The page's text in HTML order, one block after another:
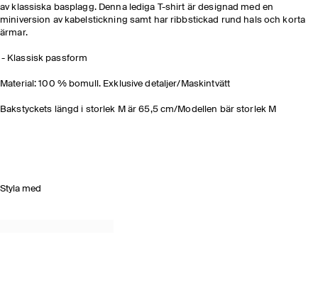
av klassiska basplagg. Denna lediga T-shirt är designad med en
miniversion av kabelstickning samt har ribbstickad rund hals och korta
ärmar.
Klassisk passform
Material: 100 % bomull. Exklusive detaljer/Maskintvätt
Bakstyckets längd i storlek M är 65,5 cm/Modellen bär storlek M
Styla med